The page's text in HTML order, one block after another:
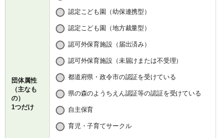
団体属性
（主なも
の）
1つだけ
認定こども園（幼保連携型）
認定こども園（地方裁量型）
認可外保育施設（届出済み）
認可外保育施設（未届けまたは不受理）
都道府県・政令市の認証を受けている
県の森のようちえん認証等の認証を受けている
自主保育
育児・子育てサークル